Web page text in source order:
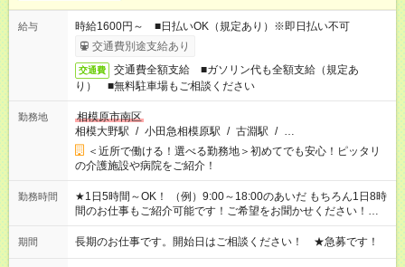
給与
時給1600円～ ■日払いOK（規定あり）※即日払い不可
交通費別途支給あり
交通費
交通費全額支給 ■ガソリン代も全額支給（規定あ
り） ■無料駐車場もご相談ください
勤務地
相模原市南区
相模大野駅 / 小田急相模原駅 / 古淵駅 / …
＜近所で働ける！選べる勤務地＞初めてでも安心！ピッタリ
の介護施設や病院をご紹介！
勤務時間
★1日5時間～OK！ （例）9:00～18:00のあいだ もちろん1日8時
間のお仕事もご紹介可能です！ご希望をお聞かせください！★家
庭の都合でお休みが必要な場合も遠慮なくご相談ください。 ※
週最低15時間以上の勤務が必要です
期間 長期のお仕事です。開始日はご相談ください！ ★急募です！